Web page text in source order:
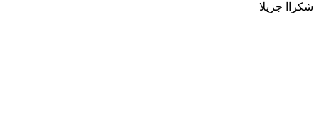
شكراا جزيلا